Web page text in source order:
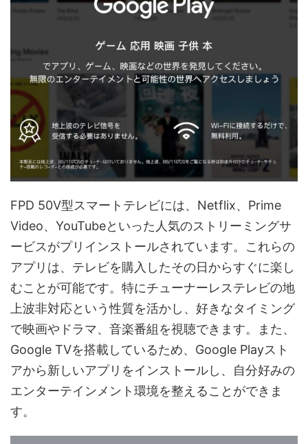
FPD 50V型スマートテレビには、Netflix、Prime
Video、YouTubeといった人気のストリーミングサ
ービスがプリインストールされています。これらの
アプリは、テレビを購入したその日からすぐに楽し
むことが可能です。特にチューナーレステレビの地
上波非対応という性質を活かし、好きなタイミング
で映画やドラマ、音楽番組を視聴できます。また、
Google TVを搭載しているため、Google Playスト
アから新しいアプリをインストールし、自分好みの
エンターテインメント環境を整えることができま
す。